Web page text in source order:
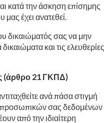
κατά την άσκηση επίσημης
μας έχει ανατεθεί.
δικαιώματός σας να μην
και τις ελευθερίες
(άρθρο 21 ΓΚΠΔ)
ανά πάσα στιγμή
προσωπικών σας δεδομένων
από την ιδιαίτερη